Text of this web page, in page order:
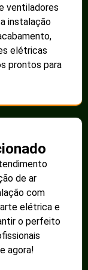
ventiladores
instalação
elétricas
prontos para
de ar
com
elétrica e
o perfeito
agora!